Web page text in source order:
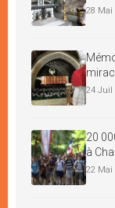
28 Mai
24 Juil
20
à
22 Mai